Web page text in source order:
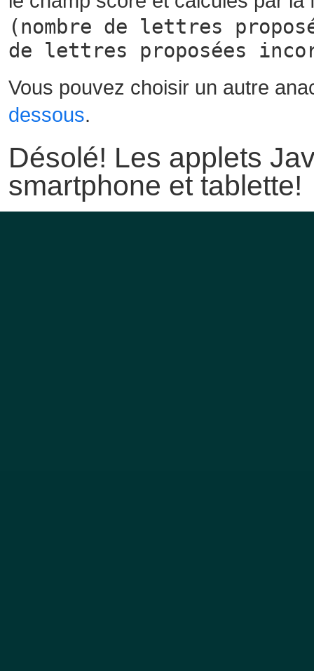
(nombre de lettres
de lettres proposées
Vous pouvez choisir un autre
dessous.
Désolé! Les applets
smartphone et tablette!